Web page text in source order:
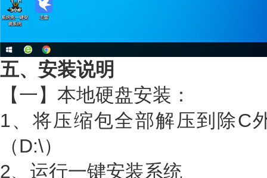
五、安装说明
【一】本地硬盘安装：
1、将压缩包全部解压到除C
（D:\）
2、运行一键安装系统